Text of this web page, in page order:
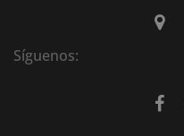
Síguenos: